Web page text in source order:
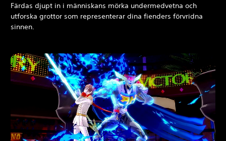
Färdas djupt in i människans mörka undermedvetna och
utforska grottor som representerar dina fienders förvridna
sinnen.